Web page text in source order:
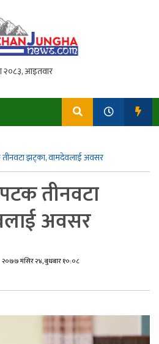
झट्का, वामदेवलाई अवसर
तीनवटा
अवसर
२०७७ मंसिर २४, बुधबार १०:०८